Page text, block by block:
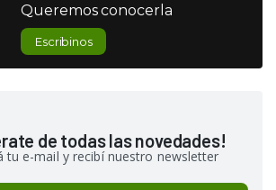
Queremos conocerla
Escribinos
de todas las novedades!
tu e-mail y recibí nuestro newsletter